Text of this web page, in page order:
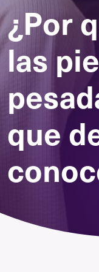
¿Por
las
que